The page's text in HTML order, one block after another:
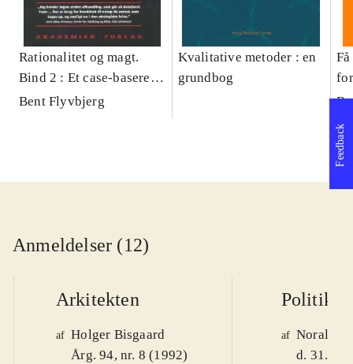
Rationalitet og magt.
Bind 2 : Et case-baseret
studie af planlægning,
Bent Flyvbjerg
Kvalitative metoder : en
grundbog
Anmeldelser (12)
Arkitekten
af Holger Bisgaard
Årg. 94, nr. 8 (1992)
Politiken
af Noralv
d. 31.
Feedback